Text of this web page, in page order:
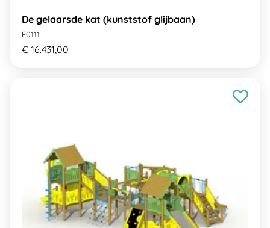
De gelaarsde kat (kunststof glijbaan)
F0111
€ 16.431,00